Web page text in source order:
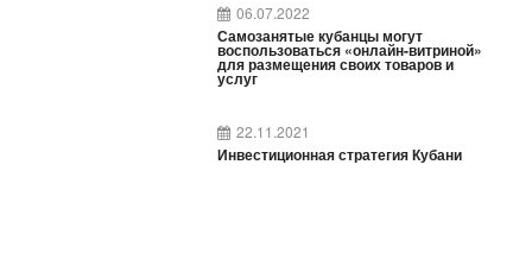
Самозанятые кубанцы могут
воспользоваться «онлайн-витриной»
для размещения своих товаров и
услуг
06.07.2022
Инвестиционная стратегия Кубани
22.11.2021